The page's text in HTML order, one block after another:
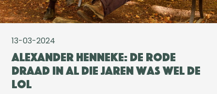
13-03-2024
Alexander Henneke: De rode
draad in al die jaren was wel de
lol